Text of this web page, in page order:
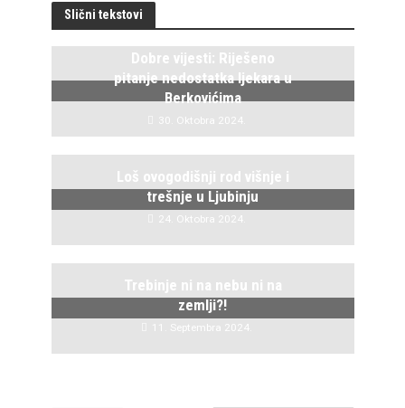
Slični tekstovi
Dobre vijesti: Riješeno
pitanje nedostatka ljekara u
Berkovićima
30. Oktobra 2024.
Loš ovogodišnji rod višnje i
trešnje u Ljubinju
24. Oktobra 2024.
Trebinje ni na nebu ni na
zemlji?!
11. Septembra 2024.